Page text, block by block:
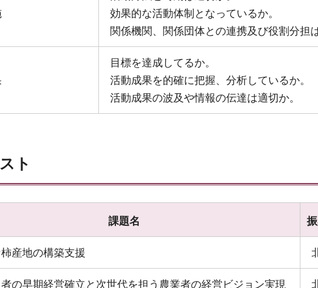
効果的な活動体制となっているか。
関係機関、関係団体との連携及び役割分担
目標を達成してるか。
活動成果を的確に把握、分析しているか。
活動成果の波及や情報の伝達は適切か。
ト
課題名
産地の構築支援
の早期経営確立と次世代を担う農業者の経営ビジョン実現